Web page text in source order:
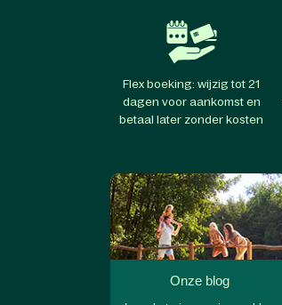
Flex boeking: wijzig tot 21
dagen voor aankomst en
betaal later zonder kosten
Onze blog